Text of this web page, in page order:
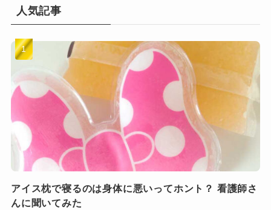
人気記事
アイス枕で寝るのは身体に悪いってホント？ 看護師さ
んに聞いてみた